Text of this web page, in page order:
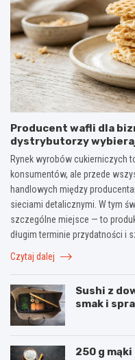
Producent wafli dla
dystrybutorzy
Rynek wyrobów cukierniczych
konsumentów, ale przede
handlowych między
sieciami detalicznymi. W tym
szczególne miejsce — to
długim terminie przydatności i
Czytaj dalej
Sushi z
smak i
250 g